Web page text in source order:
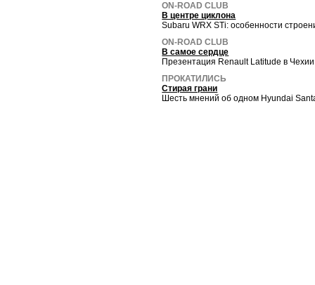
ON-ROAD CLUB
В центре циклона
Subaru WRX STi: особенности
ON-ROAD CLUB
В самое сердце
Презентация Renault Latitude в Чехии
ПРОКАТИЛИСЬ
Стирая грани
Шесть мнений об одном Hyundai